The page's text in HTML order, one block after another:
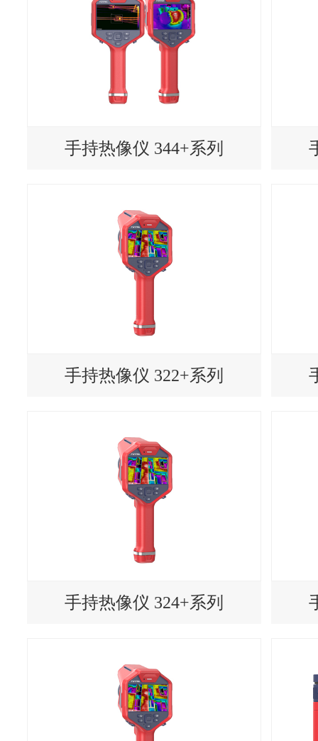
手持热像仪 344+系列
手持热像仪 322+系列
手持热像仪 324+系列